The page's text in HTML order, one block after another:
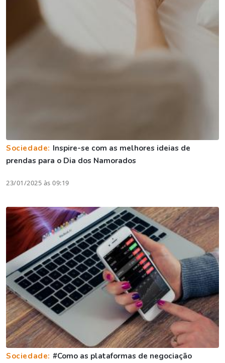
Sociedade: Inspire-se com as melhores ideias de
prendas para o Dia dos Namorados
23/01/2025 às 09:19
Sociedade: #Como as plataformas de negociação